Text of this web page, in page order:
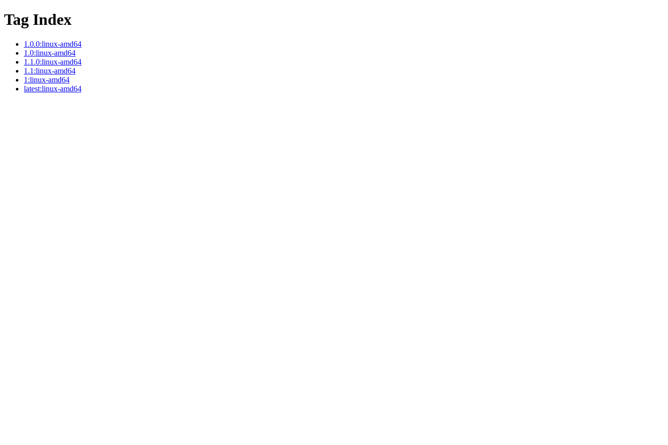
Tag Index
1.0.0:linux-amd64
1.0:linux-amd64
1.1.0:linux-amd64
1.1:linux-amd64
1:linux-amd64
latest:linux-amd64